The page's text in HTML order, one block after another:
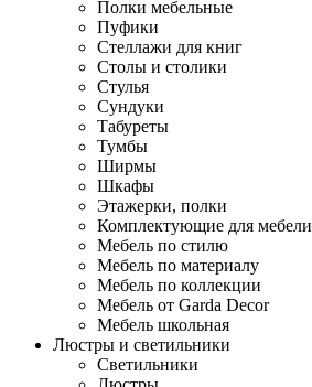
Полки мебельные
Пуфики
Стеллажи для книг
Столы и столики
Стулья
Сундуки
Табуреты
Тумбы
Ширмы
Шкафы
Этажерки, полки
Комплектующие для мебели
Мебель по стилю
Мебель по материалу
Мебель по коллекции
Мебель от Garda Decor
Мебель школьная
Люстры и светильники
Светильники